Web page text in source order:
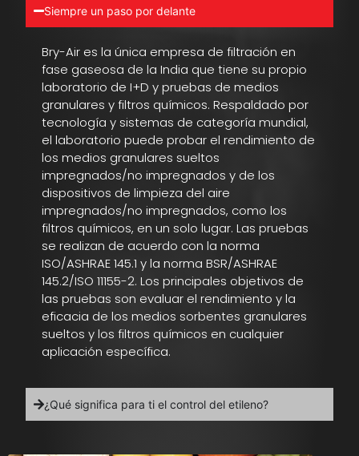
Siempre un paso por delante
Bry-Air es la única empresa de filtración en
fase gaseosa de la India que tiene su propio
laboratorio de I+D y pruebas de medios
granulares y filtros químicos. Respaldado por
tecnología y sistemas de categoría mundial,
el laboratorio puede probar el rendimiento de
los medios granulares sueltos
impregnados/no impregnados y de los
dispositivos de limpieza del aire
impregnados/no impregnados, como los
filtros químicos, en un solo lugar. Las pruebas
se realizan de acuerdo con la norma
ISO/ASHRAE 145.1 y la norma BSR/ASHRAE
145.2/ISO 11155-2. Los principales objetivos de
las pruebas son evaluar el rendimiento y la
eficacia de los medios sorbentes granulares
sueltos y los filtros químicos en cualquier
aplicación específica.
¿Qué significa para ti el control del etileno?